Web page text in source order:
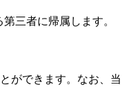
三者に帰属します。
ができます。なお、当